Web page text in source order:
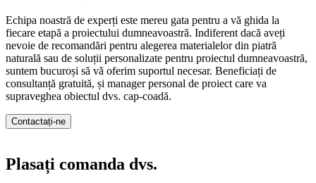
Echipa noastră de experți este mereu gata pentru a vă ghida la
fiecare etapă a proiectului dumneavoastră. Indiferent dacă aveți
nevoie de recomandări pentru alegerea materialelor din piatră
naturală sau de soluții personalizate pentru proiectul dumneavoastră,
suntem bucuroși să vă oferim suportul necesar. Beneficiați de
consultanță gratuită, și manager personal de proiect care va
supraveghea obiectul dvs. cap-coadă.
Contactați-ne
Plasați comanda dvs.